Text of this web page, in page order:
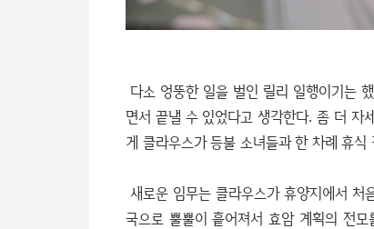
다소 엉뚱한 일을 벌인 릴리 일행이기는
면서 끝낼 수 있었다고 생각한다. 좀 더 자
게 클라우스가 등불 소녀들과 한 차례 휴
새로운 임무는 클라우스가 휴양지에서
국으로 뿔뿔이 흩어져서 효암 계획의 전